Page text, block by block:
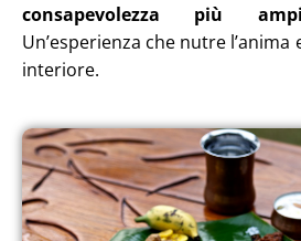
consapevolezza più
Un’esperienza che nutre
interiore.